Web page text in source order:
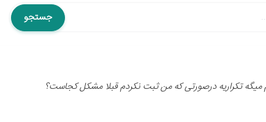
جستجو
میگه تکراریه درصورتی که من ثبت نکردم قبلا مشکل کجاست؟